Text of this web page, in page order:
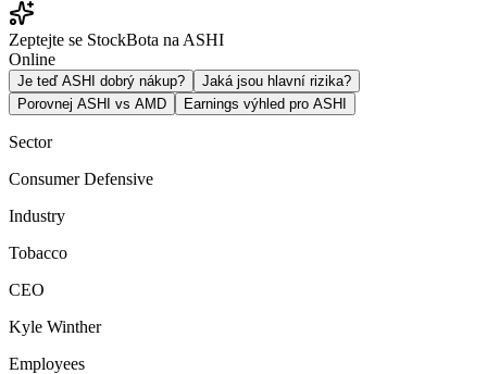
Zeptejte se StockBota na ASHI
Online
Je teď ASHI dobrý nákup?
Jaká jsou hlavní rizika?
Porovnej ASHI vs AMD
Earnings výhled pro ASHI
Sector
Consumer Defensive
Industry
Tobacco
CEO
Kyle Winther
Employees